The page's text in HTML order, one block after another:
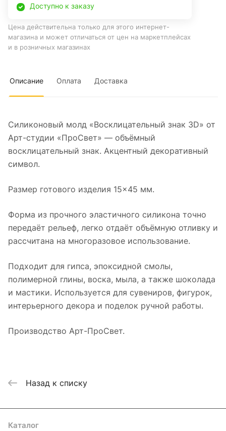
Доступно к заказу
Цена действительна только для этого интернет-
магазина и может отличаться от цен на маркетплейсах
и в розничных магазинах
Описание Оплата Доставка
Силиконовый молд «Восклицательный знак 3D» от
Арт-студии «ПроСвет» — объёмный
восклицательный знак. Акцентный декоративный
символ.
Размер готового изделия 15×45 мм.
Форма из прочного эластичного силикона точно
передаёт рельеф, легко отдаёт объёмную отливку и
рассчитана на многоразовое использование.
Подходит для гипса, эпоксидной смолы,
полимерной глины, воска, мыла, а также шоколада
и мастики. Используется для сувениров, фигурок,
интерьерного декора и поделок ручной работы.
Производство Арт-ПроСвет.
Назад к списку
Каталог